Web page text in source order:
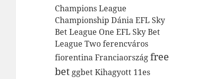
Champions League
Championship DániaEFL Sky
Bet League One EFL Sky Bet
League Twoferencváros
fiorentinaFranciaországfree
betggbetKihagyott 11es